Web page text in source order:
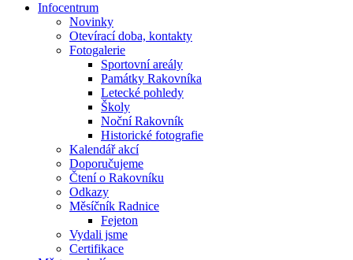
Infocentrum
Novinky
Otevírací doba, kontakty
Fotogalerie
Sportovní areály
Památky Rakovníka
Letecké pohledy
Školy
Noční Rakovník
Historické fotografie
Kalendář akcí
Doporučujeme
Čtení o Rakovníku
Odkazy
Měsíčník Radnice
Fejeton
Vydali jsme
Certifikace